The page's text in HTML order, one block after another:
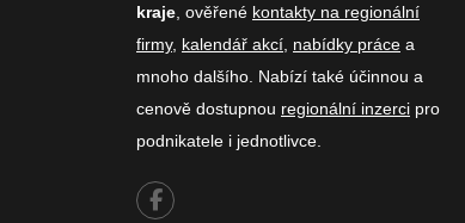
kraje , ověřené kontakty na regionální
firmy, kalendář akcí nabídky práce a
mnoho dalšího. Nabízí také účinnou a
cenově dostupnou regionální inzerci pro
podnikatele i jednotlivce.